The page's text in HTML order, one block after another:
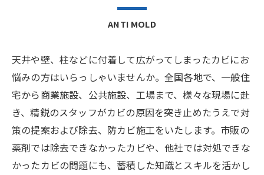
ANTI MOLD
天井や壁、柱などに付着して広がってしまったカビにお
悩みの方はいらっしゃいませんか。全国各地で、一般住
宅から商業施設、公共施設、工場まで、様々な現場に赴
き、精鋭のスタッフがカビの原因を突き止めたうえで対
策の提案および除去、防カビ施工をいたします。市販の
薬剤では除去できなかったカビや、他社では対処できな
かったカビの問題にも、蓄積した知識とスキルを活かし